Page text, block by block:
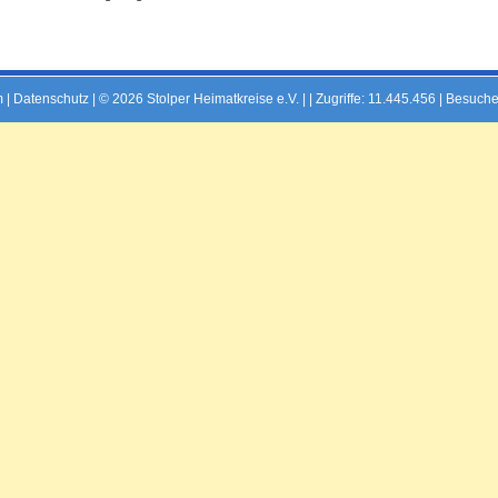
| Datenschutz | © 2026 Stolper Heimatkreise e.V. | | Zugriffe: 11.445.456 |